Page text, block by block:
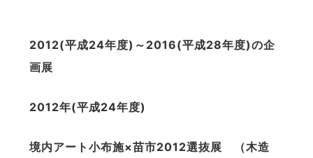
2012(平成24年度) ～ 2016(平成28年度)の企
画展
2012年(平成24年度)
境内アート小布施×苗市2012選抜展 （木造